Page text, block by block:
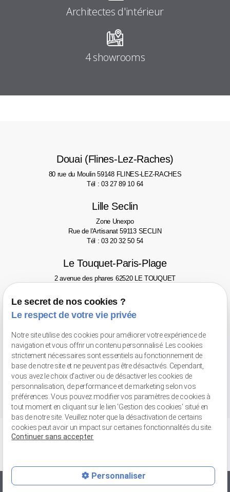
Architectes d'intérieur
4 showrooms
Douai (Flines-Lez-Raches)
80 rue du Moulin59148 FLINES-LEZ-RACHES
Tél : 03 27 89 10 64
Lille Seclin
Zone Unexpo
Rue de l'Artisanat59113 SECLIN
Tél : 03 20 32 50 54
Le Touquet-Paris-Plage
2 avenue des phares 62520 LE TOUQUET
Valenciennes
Tél : 03 66 20 02 52
Retrait de marchandises
56 bis rue Jean-Chemin
59148 FLINES-LEZ-RACHES
Tél : 03 27 89 04 31
Vente avec ou sans pose
Le secret de nos cookies ?
Le respect de votre vie privée
Notre site utilise des cookies pour améliorer votre expérience de
navigation et vous offrir un contenu personnalisé. Les cookies
strictement nécessaires sont essentiels au fonctionnement de
base de notre site et ne peuvent pas être désactivés. Cependant,
vous avez le choix d'activer ou de désactiver les cookies de
personnalisation, de performance et de marketing selon vos
préférences. Vous pouvez modifier vos paramètres de cookies à
tout moment en cliquant sur le lien 'Gestion des cookies' situé en
bas de notre site. Veuillez noter que la désactivation de certains
cookies peut avoir un impact sur certaines fonctionnalités du site.
Continuer sans accepter
Personnaliser